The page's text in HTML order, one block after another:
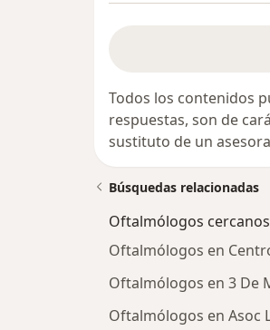
Todos los contenidos
respuestas, son de
sustituto de un
Búsquedas relacionadas
Oftalmólogos cercanos
Oftalmólogos en
Oftalmólogos en 3 De
Oftalmólogos en Asoc